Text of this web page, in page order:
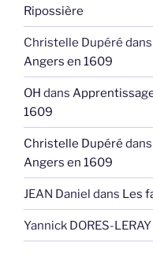
Ripossière
Christelle Dupéré dans
Angers en 1609
OH dans
1609
Christelle Dupéré dans
Angers en 1609
JEAN Daniel dans Les
Yannick DORES-LERAY